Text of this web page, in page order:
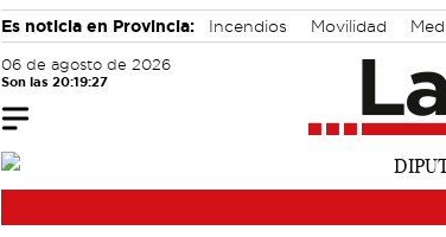
Es noticia en Provincia: Incendios Movilidad
06 de agosto de 2026
Son las 20:19:28